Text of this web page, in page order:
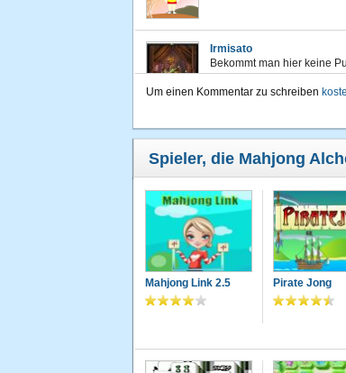
Irmisato
Bekommt man hier keine
Mahjong is einfach nur
supergirl
Kann ich den ganzen Tag
Sanne59
Macht immer wieder
cassandra
das spiel ist was für
Um einen Kommentar zu schreiben
Spieler, die Mahjong
Mahjong Link 2.5 Pirate Jong